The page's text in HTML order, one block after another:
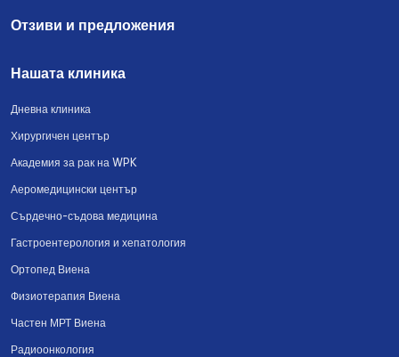
Отзиви и предложения
Нашата клиника
Дневна клиника
Хирургичен център
Академия за рак на WPK
Аеромедицински център
Сърдечно-съдова медицина
Гастроентерология и хепатология
Ортопед Виена
Физиотерапия Виена
Частен МРТ Виена
Радиоонкология